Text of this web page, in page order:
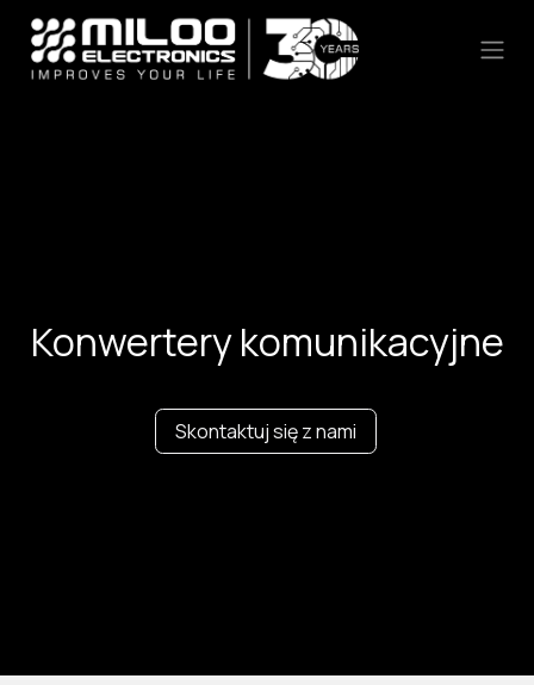
Skip to Content
Konwertery komunikacyjne
Skontaktuj się z nami